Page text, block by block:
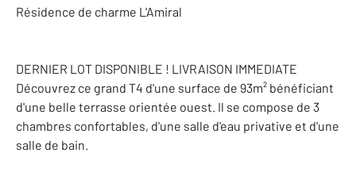
Résidence de charme L'Amiral
DERNIER LOT DISPONIBLE ! LIVRAISON IMMEDIATE
Découvrez ce grand T4 d'une surface de 93m² bénéficiant
d'une belle terrasse orientée ouest. Il se compose de 3
chambres confortables, d'une salle d'eau privative et d'une
salle de bain.